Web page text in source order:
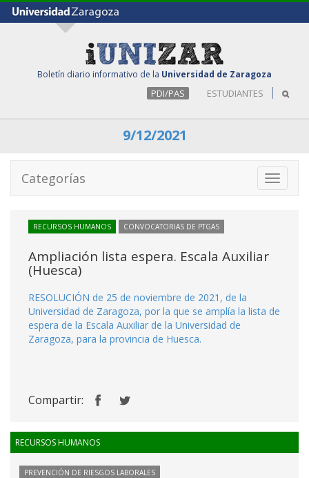
Boletín diario informativo de la Universidad de Zaragoza
PDI/PAS ESTUDIANTES
9/12/2021
Toggle
Categorías
RECURSOS HUMANOS CONVOCATORIAS DE PTGAS
Ampliación lista espera. Escala Auxiliar
(Huesca)
RESOLUCIÓN de 25 de noviembre de 2021, de la
Universidad de Zaragoza, por la que se amplía la lista de
espera de la Escala Auxiliar de la Universidad de
Zaragoza, para la provincia de Huesca.
Compartir:
RECURSOS HUMANOS
PREVENCIÓN DE RIESGOS LABORALES